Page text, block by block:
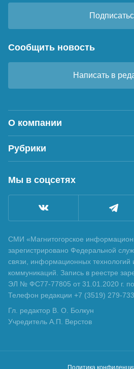
Сообщить новость
Написать в
О компании
Рубрики
Мы в соцсетях
СМИ «Магнитогорское
зарегистрировано Федеральной
связи, информационных технологий
коммуникаций. Запись в реестре
ЭЛ № ФС77-77805 от 31.01.2020 г.
Телефон редакции +7 (3519) 279-733
Гл. редактор В. О. Болкун
Учредитель А.П. Верстов
Политика